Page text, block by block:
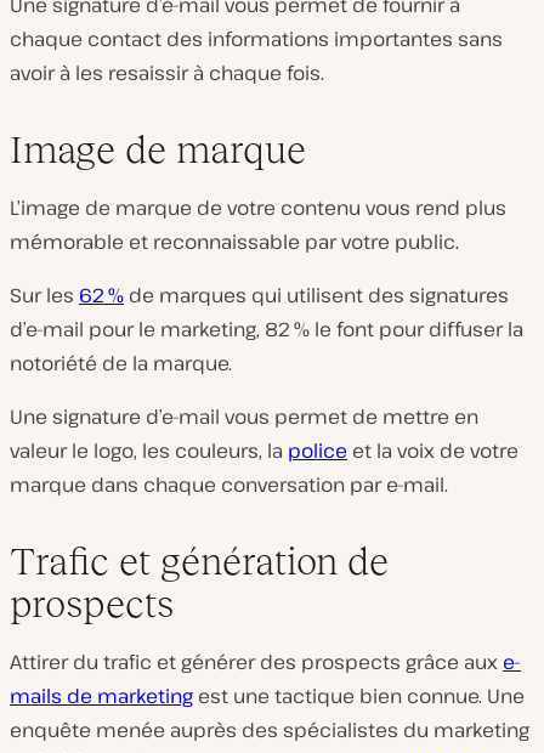
chaque contact des informations importantes sans
avoir à les resaissir à chaque fois.
Image de marque
L’image de marque de votre contenu vous rend plus
mémorable et reconnaissable par votre public.
Sur les 62 % de marques qui utilisent des signatures
d’e-mail pour le marketing, 82 % le font pour diffuser la
notoriété de la marque.
Une signature d’e-mail vous permet de mettre en
valeur le logo, les couleurs, la police et la voix de votre
marque dans chaque conversation par e-mail.
Trafic et génération de
prospects
Attirer du trafic et générer des prospects grâce aux e-
mails de marketing est une tactique bien connue. Une
enquête menée auprès des spécialistes du marketing